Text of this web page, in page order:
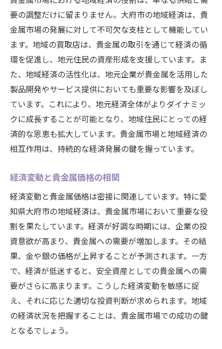
要の調整だけに留まりません。大府市の地域経済は、貴
金属市場の発展に対して不可欠な支柱として機能してい
ます。地域の買取店は、貴金属の取引を通じて経済の循
環を促進し、地元住民の資産形成を支援しています。ま
た、地域経済の活性化は、地元企業が貴金属を活用した
製品開発やサービス提供においても重要な影響を及ぼし
ています。これにより、地元経済全体がよりダイナミッ
クに成長することが可能となり、地域住民にとっての経
済的な恩恵も拡大しています。貴金属市場と地域経済の
相互作用は、持続的な経済発展の鍵を握っています。
経済変動と貴金属価格の相関
経済変動と貴金属価格は密接に関連しています。特に愛
知県大府市の地域経済は、貴金属市場において重要な役
割を果たしています。経済が好調な時期には、企業の投
資意欲が高まり、貴金属への需要が増加します。その結
果、金や銀の価格が上昇することが予測されます。一方
で、経済が低迷すると、安全資産としての貴金属への需
要がさらに高まります。こうした経済変動を敏感に捉
え、それに応じた適切な投資判断が求められます。地域
の経済状況を把握することは、貴金属市場での成功の鍵
となるでしょう。